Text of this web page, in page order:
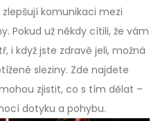
komunikaci mezi
Pokud už někdy cítili, že vám
i když jste zdravě jeli, možná
sleziny. Zde najdete
zjistit, co s tím dělat –
dotyku a pohybu.